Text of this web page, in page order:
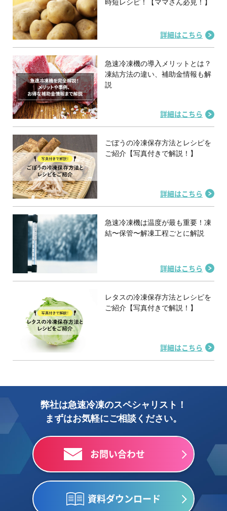
時短レシピ！【ママさん必見！】
詳細はこちら
急速冷凍機の導入メリットとは？
凍結方法の違い、補助金情報も解
説
詳細はこちら
ごぼうの冷凍保存方法とレシピを
ご紹介【写真付きで解説！】
詳細はこちら
急速冷凍機は温度が最も重要！凍
結〜保管〜解凍工程ごとに解説
詳細はこちら
レタスの冷凍保存方法とレシピを
ご紹介【写真付きで解説！】
詳細はこちら
弊社は急速冷凍のスペシャリスト！
まずはお気軽にご相談ください。
お問い合わせ
資料ダウンロード